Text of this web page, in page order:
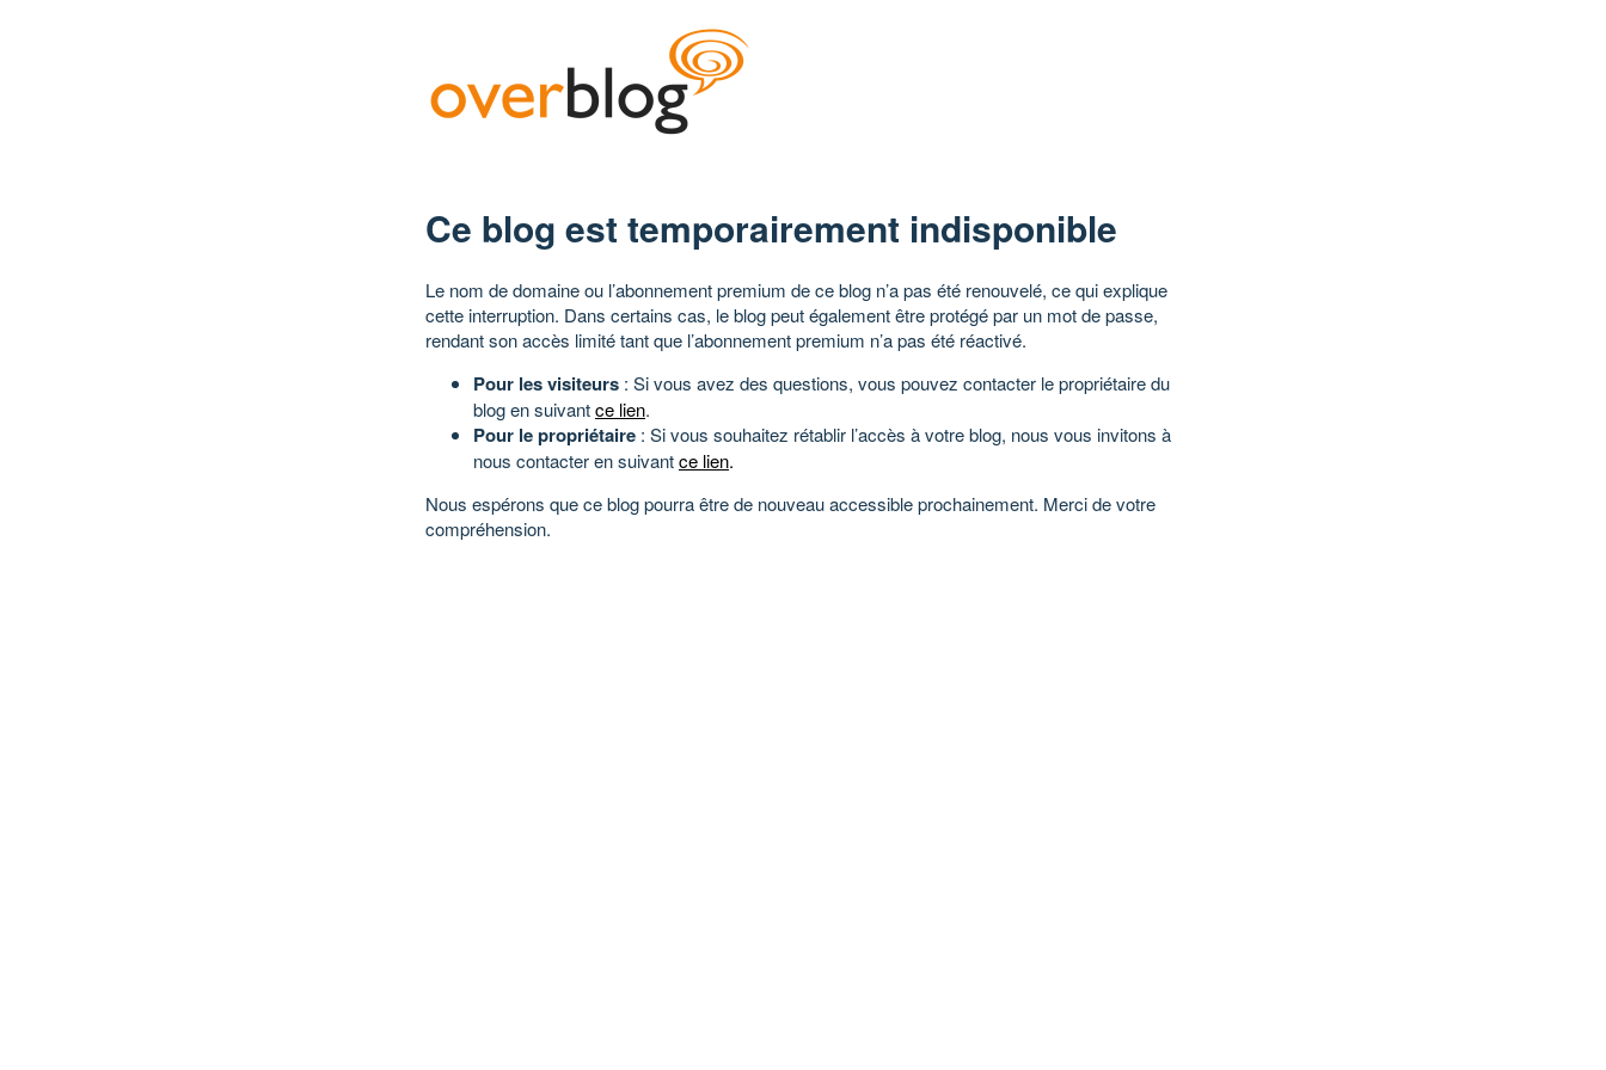
Ce blog est temporairement indisponible
Le nom de domaine ou l’abonnement premium de ce blog n’a pas été renouvelé, ce qui explique
cette interruption. Dans certains cas, le blog peut également être protégé par un mot de passe,
rendant son accès limité tant que l’abonnement premium n’a pas été réactivé.
Pour les visiteurs : Si vous avez des questions, vous pouvez contacter le propriétaire du
blog en suivantce lien.
Pour le propriétaire : Si vous souhaitez rétablir l’accès à votre blog, nous vous invitons à
nous contacter en suivantce lien.
Nous espérons que ce blog pourra être de nouveau accessible prochainement. Merci de votre
compréhension.